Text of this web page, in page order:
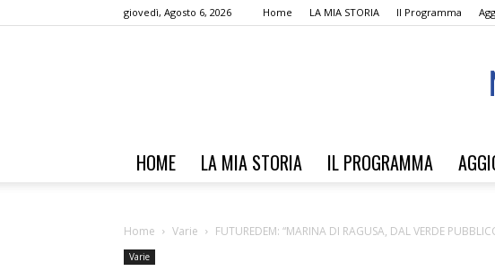
giovedì, Agosto 6, 2026 Home LA MIA STORIA Il Programma
HOME LA MIA STORIA IL PROGRAMMA
Home Varie FUTUREDEM: “MARINA DI RAGUSA, DAL VERDE
Varie